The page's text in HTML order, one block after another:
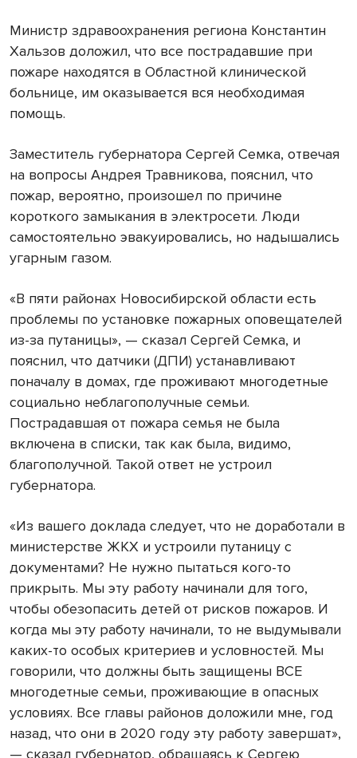
Министр здравоохранения региона Константин
Хальзов доложил, что все пострадавшие при
пожаре находятся в Областной клинической
больнице, им оказывается вся необходимая
помощь.
Заместитель губернатора Сергей Семка, отвечая
на вопросы Андрея Травникова, пояснил, что
пожар, вероятно, произошел по причине
короткого замыкания в электросети. Люди
самостоятельно эвакуировались, но надышались
угарным газом.
«В пяти районах Новосибирской области есть
проблемы по установке пожарных оповещателей
из-за путаницы», — сказал Сергей Семка, и
пояснил, что датчики (ДПИ) устанавливают
поначалу в домах, где проживают многодетные
социально неблагополучные семьи.
Пострадавшая от пожара семья не была
включена в списки, так как была, видимо,
благополучной. Такой ответ не устроил
губернатора.
«Из вашего доклада следует, что не доработали в
министерстве ЖКХ и устроили путаницу с
документами? Не нужно пытаться кого-то
прикрыть. Мы эту работу начинали для того,
чтобы обезопасить детей от рисков пожаров. И
когда мы эту работу начинали, то не выдумывали
каких-то особых критериев и условностей. Мы
говорили, что должны быть защищены ВСЕ
многодетные семьи, проживающие в опасных
условиях. Все главы районов доложили мне, год
назад, что они в 2020 году эту работу завершат»,
— сказал губернатор, обращаясь к Сергею